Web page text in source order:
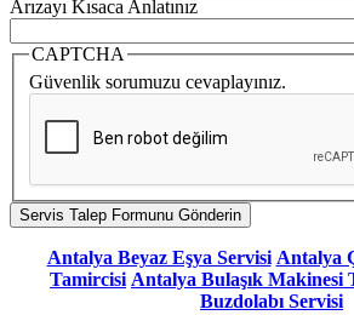
Arızayı Kısaca Anlatınız
CAPTCHA
Güvenlik sorumuzu cevaplayınız.
Antalya Beyaz Eşya Servisi Antalya
Tamircisi Antalya Bulaşık Makinesi
Buzdolabı Servisi